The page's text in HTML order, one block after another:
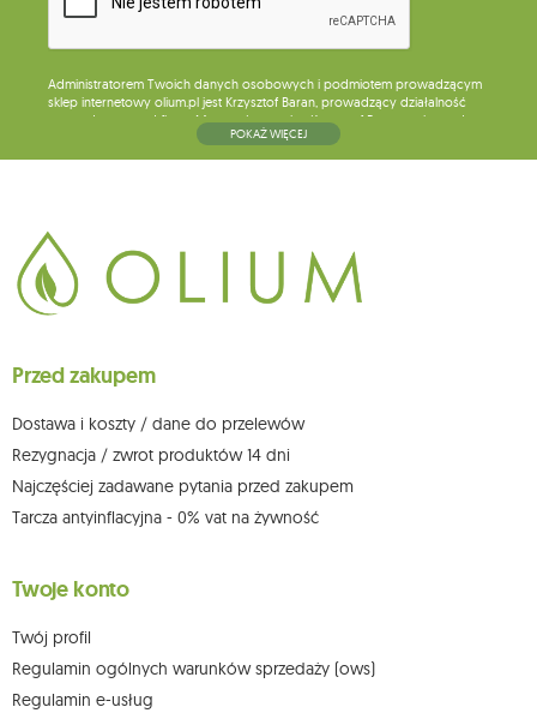
Administratorem Twoich danych osobowych i podmiotem prowadzącym
sklep internetowy olium.pl jest Krzysztof Baran, prowadzący działalność
gospodarczą pod firmą: Mouton Interactive Krzysztof Baran wpisaną do
Centralnej Ewidencji i Informacji o Działalności Gospodarczej, adres
głównego miejsca wykonywania działalności w Siedlcach, ul. Starowiejska
Dane będą przetwarzane w celu wysyłki newslettera i przechowywane do
chwili rezygnacji z subskrypcji.
Przysługuje Ci prawo do żądania dostępu do swoich danych osobowych,
ich sprostowania, usunięcia, ograniczenia przetwarzania, wniesienia
sprzeciwu wobec przetwarzania swoich danych oraz prawo do
którego dokonano na podstawie zgody przed jej cofnięciem. W tym celu
możesz kontaktować się z działem obsługi klienta Mouton Interactive pod
Więcej informacji: www.mouton.pl/ODO
POKAŻ WIĘCEJ
Przed zakupem
Dostawa i koszty / dane do przelewów
Rezygnacja / zwrot produktów 14 dni
Najczęściej zadawane pytania przed zakupem
Tarcza antyinflacyjna - 0% vat na żywność
Twoje konto
Twój profil
Regulamin ogólnych warunków sprzedaży (ows)
Regulamin e-usług